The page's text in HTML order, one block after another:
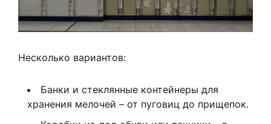
Несколько вариантов:
Банки и стеклянные контейнеры для
хранения мелочей – от пуговиц до прищепок.